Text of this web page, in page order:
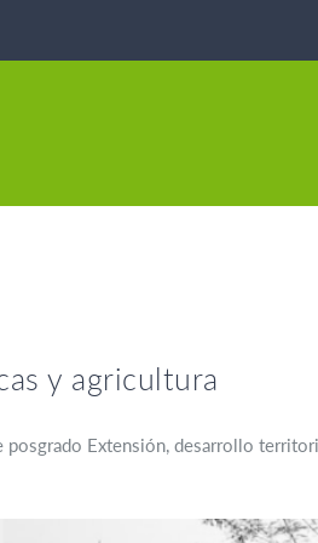
y agricultura
Extensión, desarrollo